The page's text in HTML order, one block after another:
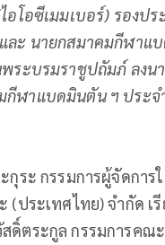
อโอซีเมมเบอร์) รองป
ละ นายกสมาคมกีฬาแ
ระบรมราชูปถัมภ์ ลงน
ฬาแบดมินตัน ฯ ประจ
กุระ กรรมการผู้จัดกา
(ประเทศไทย) จำกัด
ดิ์ตระกูล กรรมการคณ